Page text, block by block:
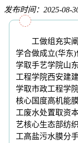
发布时间：2025-08-
工做组充实阐
学合做成立(华东
学取手艺学院山
工程学院西安建
学取市政工程学
核心国度高机能
工废水处置取资
艺核心生态部纺
工高盐污水膜分